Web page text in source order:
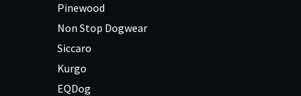
Pinewood
Non Stop Dogwear
Siccaro
Kurgo
EQDog